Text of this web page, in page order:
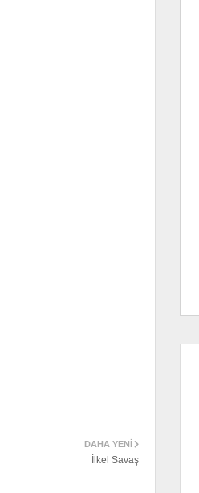
DAHA YENI
İlkel Savaş